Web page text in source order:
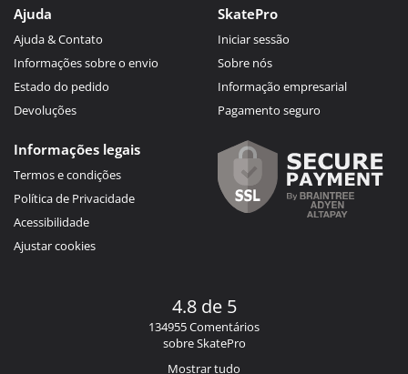
Ajuda
Ajuda & Contato
Informações sobre o envio
Estado do pedido
Devoluções
SkatePro
Iniciar sessão
Sobre nós
Informação empresarial
Pagamento seguro
Informações legais
Termos e condições
Política de Privacidade
Acessibilidade
Ajustar cookies
4.8 de 5
134955 Comentários
sobre SkatePro
Mostrar tudo